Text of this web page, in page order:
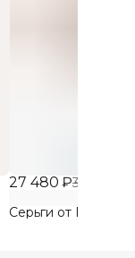
27 480 ₽30 533 ₽
Серьги от PA Paris